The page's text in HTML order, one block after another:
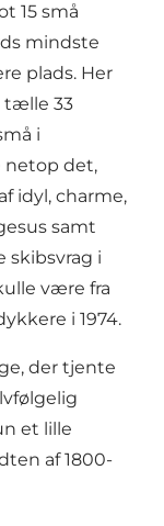
15 små
mindste
plads. Her
tælle 33
i
netop det,
idyl, charme,
samt
skibsvrag i
være fra
i 1974.
der tjente
et lille
af 1800-